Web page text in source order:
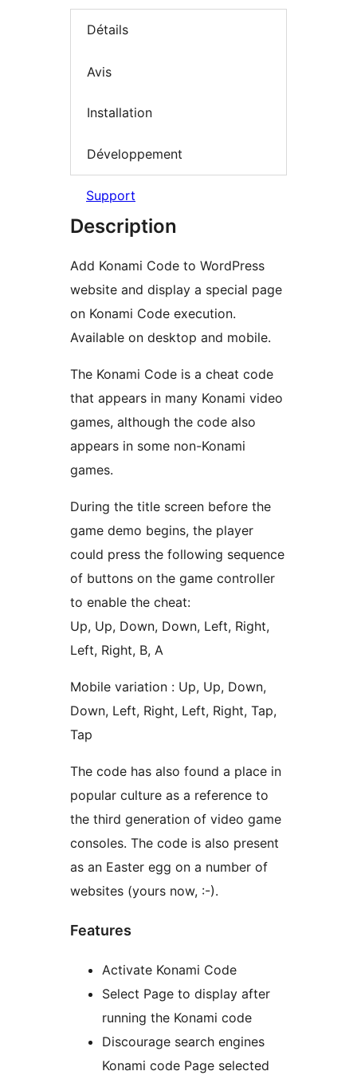
Détails
Avis
Installation
Développement
Support
Description
Add Konami Code to WordPress
website and display a special page
on Konami Code execution.
Available on desktop and mobile.
The Konami Code is a cheat code
that appears in many Konami video
games, although the code also
appears in some non-Konami
games.
During the title screen before the
game demo begins, the player
could press the following sequence
of buttons on the game controller
to enable the cheat:
Up, Up, Down, Down, Left, Right,
Left, Right, B, A
Mobile variation : Up, Up, Down,
Down, Left, Right, Left, Right, Tap,
Tap
The code has also found a place in
popular culture as a reference to
the third generation of video game
consoles. The code is also present
as an Easter egg on a number of
websites (yours now, :-).
Features
Activate Konami Code
Select Page to display after
running the Konami code
Discourage search engines
Konami code Page selected